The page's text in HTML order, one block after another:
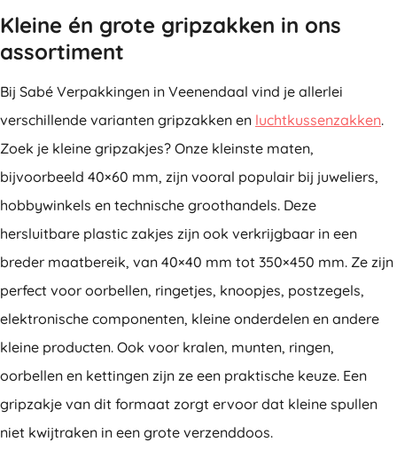
Kleine én grote gripzakken in ons
assortiment
Bij Sabé Verpakkingen in Veenendaal vind je allerlei
verschillende varianten gripzakken en luchtkussenzakken.
Zoek je kleine gripzakjes? Onze kleinste maten,
bijvoorbeeld 40×60 mm, zijn vooral populair bij juweliers,
hobbywinkels en technische groothandels. Deze
hersluitbare plastic zakjes zijn ook verkrijgbaar in een
breder maatbereik, van 40×40 mm tot 350×450 mm. Ze zijn
perfect voor oorbellen, ringetjes, knoopjes, postzegels,
elektronische componenten, kleine onderdelen en andere
kleine producten. Ook voor kralen, munten, ringen,
oorbellen en kettingen zijn ze een praktische keuze. Een
gripzakje van dit formaat zorgt ervoor dat kleine spullen
niet kwijtraken in een grote verzenddoos.